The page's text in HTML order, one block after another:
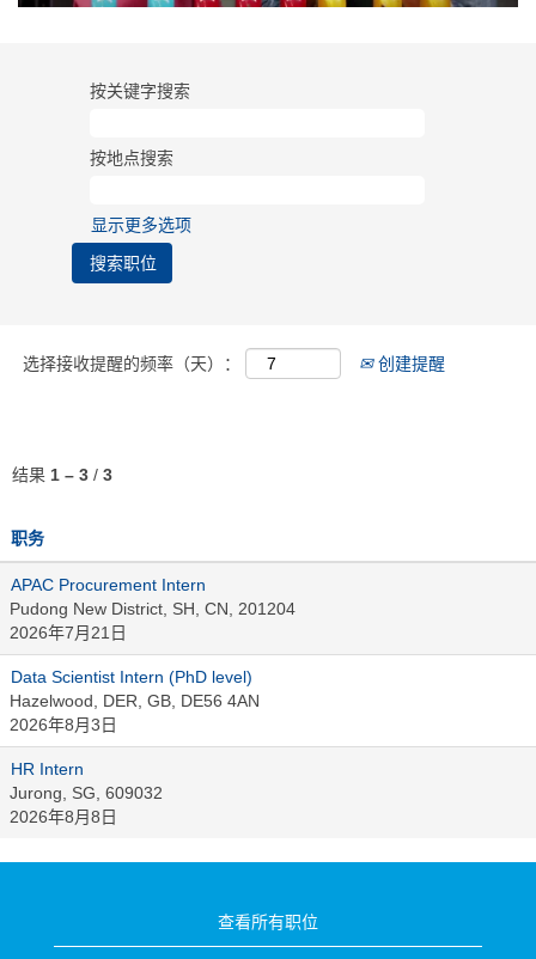
按关键字搜索
按地点搜索
显示更多选项
选择接收提醒的频率（天）： 创建提醒
结果 1 – 3 / 3
职务
APAC Procurement Intern
Pudong New District, SH, CN, 201204
2026年7月21日
Data Scientist Intern (PhD level)
Hazelwood, DER, GB, DE56 4AN
2026年8月3日
HR Intern
Jurong, SG, 609032
2026年8月8日
查看所有职位